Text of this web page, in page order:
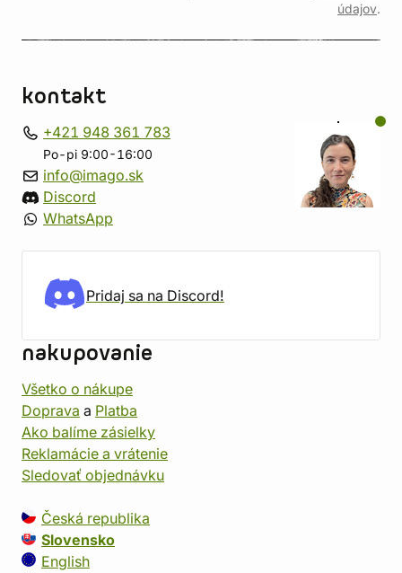
údajov.
kontakt
+421 948 361 783
Po-pi 9:00-16:00
info@imago.sk
Discord
WhatsApp
Pridaj sa na Discord!
nakupovanie
Všetko o nákupe
Doprava a Platba
Ako balíme zásielky
Reklamácie a vrátenie
Sledovať objednávku
Česká republika
Slovensko
English